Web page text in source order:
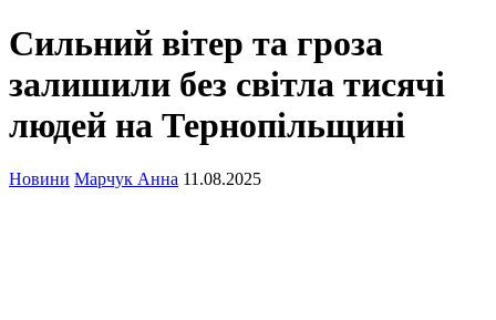
Сильний вітер та гроза
залишили без світла тисячі
людей на Тернопільщині
Новини Марчук Анна 11.08.2025